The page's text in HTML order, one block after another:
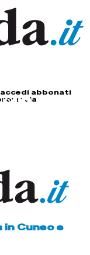
accedi abbonati
Cuneo e